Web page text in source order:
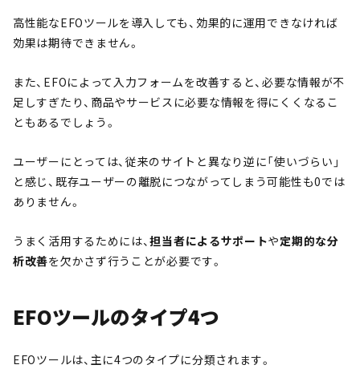
高性能なEFOツールを導入しても、効果的に運用できなければ
効果は期待できません。
また、EFOによって入力フォームを改善すると、必要な情報が不
足しすぎたり、商品やサービスに必要な情報を得にくくなるこ
ともあるでしょう。
ユーザーにとっては、従来のサイトと異なり逆に「使いづらい」
と感じ、既存ユーザーの離脱につながってしまう可能性も0では
ありません。
うまく活用するためには、担当者によるサポートや定期的な分
析改善を欠かさず行うことが必要です。
EFOツールのタイプ4つ
EFOツールは、主に4つのタイプに分類されます。